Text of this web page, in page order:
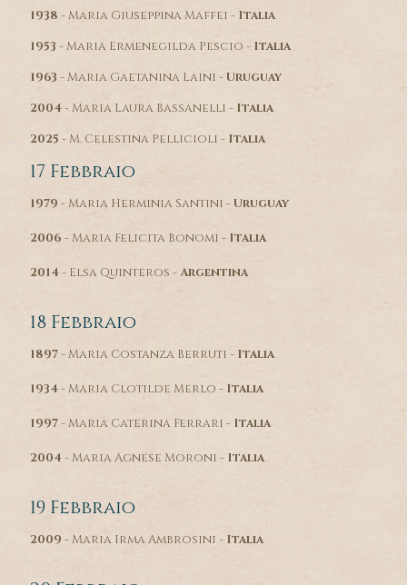
1938 - Maria Giuseppina Maffei - Italia
1953 - Maria Ermenegilda Pescio - Italia
1963 - Maria Gaetanina Laini -Uruguay
2004- Maria Laura Bassanelli - Italia
2025 - M. Celestina Pellicioli - Italia
17 Febbraio
1979 - Maria Herminia Santini -Uruguay
2006 - Maria Felicita Bonomi - Italia
2014- Elsa Quinteros -Argentina
18 Febbraio
1897- Maria Costanza Berruti - Italia
1934- Maria Clotilde Merlo - Italia
1997- Maria Caterina Ferrari - Italia
2004- Maria Agnese Moroni - Italia
19 Febbraio
2009 - Maria Irma Ambrosini - Italia